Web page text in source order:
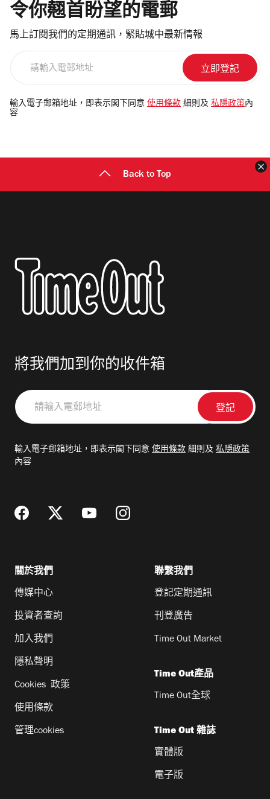
令你翹首盼望的電郵
馬上訂閱我們的定期通訊，緊貼城中最新情報
電
郵
輸入電子郵箱地址，即表示閣下同意 使用條款 細則及 私隱政策 內
容
Back to Top
將我們加到你的收件箱
請
輸
郵
輸入電子郵箱地址，即表示閣下同意 使用條款 細則及 私隱政策
內容
關於我們
傳媒中心
投資者查詢
加入我們
隱私聲明
Cookies 政策
使用條款
管理cookies
聯繫我們
登記定期通訊
刊登廣告
Time Out Market
Time Out產品
Time Out全球
Time Out 雜誌
實體版
電子版